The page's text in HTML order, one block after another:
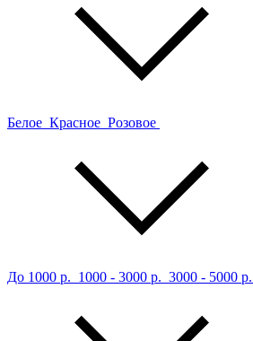
Белое Красное Розовое
До 1000 р. 1000 - 3000 р. 3000 - 5000 р.